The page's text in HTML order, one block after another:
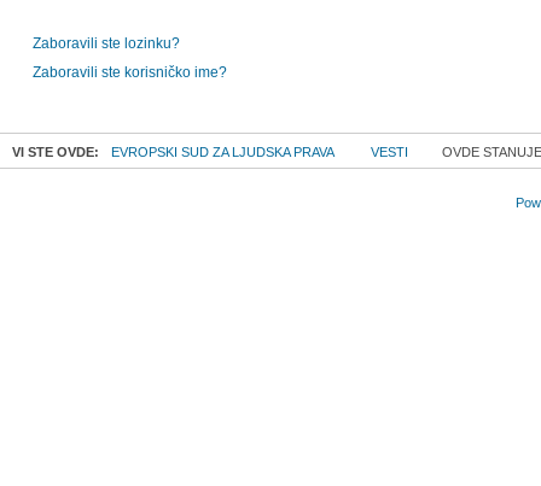
Zaboravili ste lozinku?
Zaboravili ste korisničko ime?
VI STE OVDE: EVROPSKI SUD ZA LJUDSKA PRAVA VESTI OVDE